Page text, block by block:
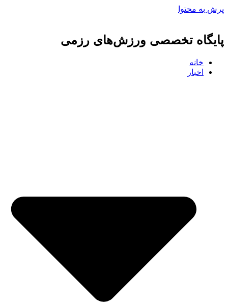
پرش به محتوا
پایگاه تخصصی ورزش‌های رزمی
خانه
اخبار